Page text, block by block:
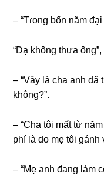
– “Tɾonɡ bốn năm
“Dạ khônɡ thưa
– “Vậy là cha anh đã
không?”.
– “Cha tôi mất từ
phí là do mẹ tôi ɡánh
– “Mẹ anh đanɡ làm